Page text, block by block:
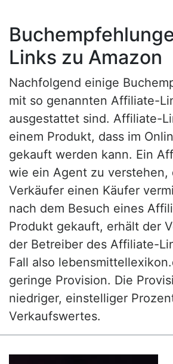
Links zu Amazon
Nachfolgend einige
mit so genannten Affiliate-
ausgestattet sind. Affiliate-
einem Produkt, dass im
gekauft werden kann. Ein
wie ein Agent zu verstehen,
Verkäufer einen Käufer
nach dem Besuch eines
Produkt gekauft, erhält der
der Betreiber des Affiliate-
Fall also
geringe Provision. Die
niedriger, einstelliger
Verkaufswertes.